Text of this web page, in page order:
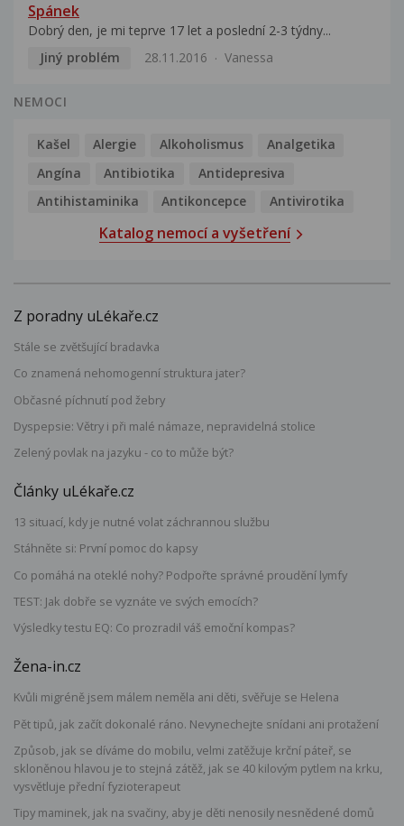
Spánek
Dobrý den, je mi teprve 17 let a poslední 2-3 týdny...
Jiný problém
28.11.2016 Vanessa
NEMOCI
Kašel Alergie Alkoholismus
Analgetika
Angína
Antibiotika
Antidepresiva
Antihistaminika
Antikoncepce Antivirotika
Katalog nemocí a vyšetření
Z poradny uLékaře.cz
Stále se zvětšující bradavka
Co znamená nehomogenní struktura jater?
Občasné píchnutí pod žebry
Dyspepsie: Větry i při malé námaze, nepravidelná stolice
Zelený povlak na jazyku - co to může být?
Články uLékaře.cz
13 situací, kdy je nutné volat záchrannou službu
Stáhněte si: První pomoc do kapsy
Co pomáhá na oteklé nohy? Podpořte správné proudění lymfy
TEST: Jak dobře se vyznáte ve svých emocích?
Výsledky testu EQ: Co prozradil váš emoční kompas?
Žena-in.cz
Kvůli migréně jsem málem neměla ani děti, svěřuje se Helena
Pět tipů, jak začít dokonalé ráno. Nevynechejte snídani ani protažení
Způsob, jak se díváme do mobilu, velmi zatěžuje krční páteř, se
skloněnou hlavou je to stejná zátěž, jak se 40 kilovým pytlem na krku,
vysvětluje přední fyzioterapeut
Tipy maminek, jak na svačiny, aby je děti nenosily nesnědené domů